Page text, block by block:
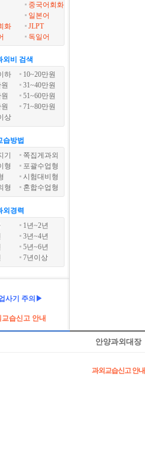
중국어회화
일본어
화
JLPT
독일어
외비 검색
하
10~20만원
31~40만원
51~60만원
71~80만원
상
습방법
기
쪽집게과외
형
포괄수업형
시험대비형
형
혼합수업형
외경력
1년~2년
3년~4년
5년~6년
7년이상
사기 주의▶
교습신고 안내
안양과외대장
과외교습신고 안내